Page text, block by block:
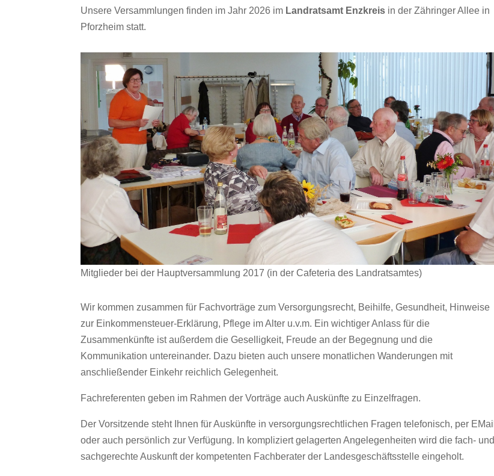
Unsere Versammlungen finden im Jahr 2026 im Landratsamt Enzkreis in der Zähringer Allee in
Pforzheim statt.
Mitglieder bei der Hauptversammlung 2017 (in der Cafeteria des Landratsamtes)
Wir kommen zusammen für Fachvorträge zum Versorgungsrecht, Beihilfe, Gesundheit, Hinweise
zur Einkommensteuer-Erklärung, Pflege im Alter u.v.m. Ein wichtiger Anlass für die
Zusammenkünfte ist außerdem die Geselligkeit, Freude an der Begegnung und die
Kommunikation untereinander. Dazu bieten auch unsere monatlichen Wanderungen mit
anschließender Einkehr reichlich Gelegenheit.
Fachreferenten geben im Rahmen der Vorträge auch Auskünfte zu Einzelfragen.
Der Vorsitzende steht Ihnen für Auskünfte in versorgungsrechtlichen Fragen telefonisch, per EMail
oder auch persönlich zur Verfügung. In kompliziert gelagerten Angelegenheiten wird die fach- und
sachgerechte Auskunft der kompetenten Fachberater der Landesgeschäftsstelle eingeholt.